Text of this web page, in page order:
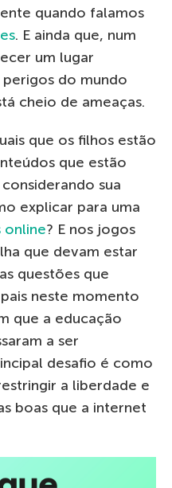
quando falamos
. E ainda que, num
um lugar
do mundo
cheio de ameaças.
que os filhos estão
que estão
sua
explicar para uma
online? E nos jogos
que devam estar
questões que
neste momento
que a educação
a ser
desafio é como
a liberdade e
boas que a internet